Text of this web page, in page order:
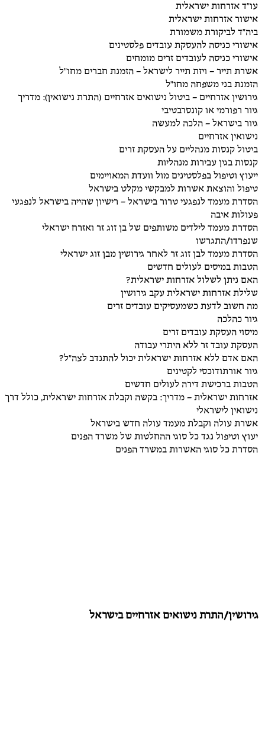
עו"ד אזרחות ישראלית
אישור אזרחות ישראלית
ביה"ד לביקורת משמורת
אישורי כניסה להעסקת עובדים פלסטינים
אישורי כניסה לעובדים זרים מומחים
אשרת תייר – ויזת תייר לישראל – הזמנת חברים מחו"ל
הזמנת בני משפחה מחו"ל
גירושין אזרחיים – ביטול נישואים אזרחיים (התרת נישואין): מדריך
גיור רפורמי או קונסרבטיבי
גיור בישראל – הלכה למעשה
נישואין אזרחיים
ביטול קנסות מנהליים על העסקת זרים
קנסות בגין עבירות מנהליות
ייעוץ וטיפול בפלסטינים מול וועדת המאויימים
טיפול והוצאת אשרות למבקשי מקלט בישראל
הסדרת מעמד לנפגעי טרור בישראל – רישיון שהייה בישראל לנפגעי
פעולות איבה
הסדרת מעמד לילדים משותפים של בן זוג זר ואזרח ישראלי
שנפרדו/התגרשו
הסדרת מעמד לבן זוג זר לאחר גירושין מבן זוג ישראלי
הטבות במיסים לעולים חדשים
האם ניתן לשלול אזרחות ישראלית?
שלילת אזרחות ישראלית עקב גירושין
מה חשוב לדעת כשמעסיקים עובדים זרים
גיור כהלכה
מיסוי העסקת עובדים זרים
העסקת עובד זר ללא היתרי עבודה
האם אדם ללא אזרחות ישראלית יכול להתנדב לצה"ל?
גיור אורתודוכסי לקטינים
הטבות ברכישת דירה לעולים חדשים
אזרחות ישראלית – מדריך: בקשה וקבלת אזרחות ישראלית, כולל דרך
נישואין לישראלי
אשרת עולה וקבלת מעמד עולה חדש בישראל
יעוץ וטיפול נגד כל סוגי ההחלטות של משרד הפנים
הסדרת כל סוגי האשרות במשרד הפנים
גירושין/התרת נישואים אזרחיים בישראל